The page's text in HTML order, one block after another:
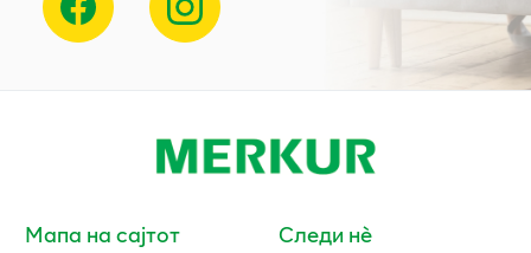
Мапа на сајтот Следи нè